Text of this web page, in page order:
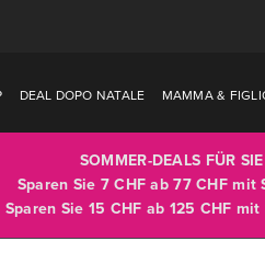
DEAL DOPO NATALE MAMMA &
SOMMER-DEALS FÜR
Sparen Sie 7 CHF ab 77 CHF mit
Sparen Sie 15 CHF ab 125 CHF mit